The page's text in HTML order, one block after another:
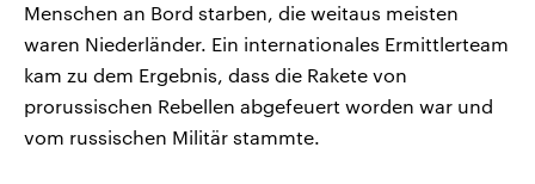
Menschen an Bord starben, die weitaus meisten
waren Niederländer. Ein internationales Ermittlerteam
kam zu dem Ergebnis, dass die Rakete von
prorussischen Rebellen abgefeuert worden war und
vom russischen Militär stammte.